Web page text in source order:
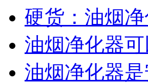
硬货：油烟
油烟净化器
油烟净化器